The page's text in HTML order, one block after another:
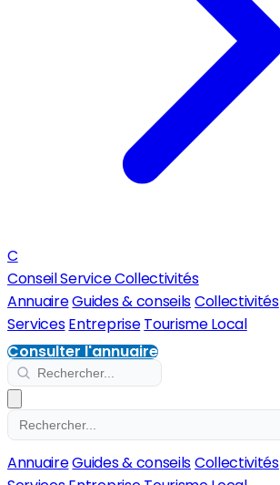
C
Conseil Service Collectivités
AnnuaireGuides & conseilsCollectivités
ServicesEntreprise Tourisme Local
Consulter l'annuaire
AnnuaireGuides & conseilsCollectivités